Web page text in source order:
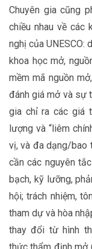
Chuyên gia cũng
chiều nhau về các
nghị của UNESCO:
khoa học mở,
mềm mã nguồn
đánh giá mở và sự
gia chỉ ra các giá
lượng và “liêm
vị, và đa dạng/bao
cần các nguyên
bạch, kỹ lưỡng,
hội; trách nhiệm,
tham dự và hòa
thay đổi từ hình
thức thẩm định mở